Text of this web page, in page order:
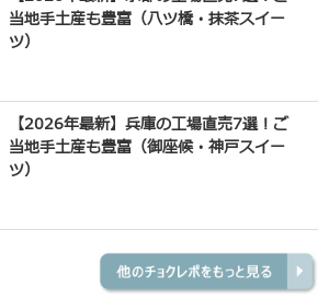
当地手土産も豊富（八ツ橋・抹茶スイー
ツ）
【2026年最新】兵庫の工場直売7選！ご
当地手土産も豊富（御座候・神戸スイー
ツ）